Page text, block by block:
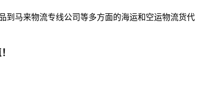
到马来物流专线公司等多方面的海运和空运物流货代